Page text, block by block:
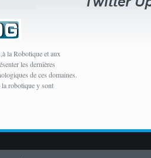
la Robotique et aux
les dernières
de ces domaines.
la robotique y sont